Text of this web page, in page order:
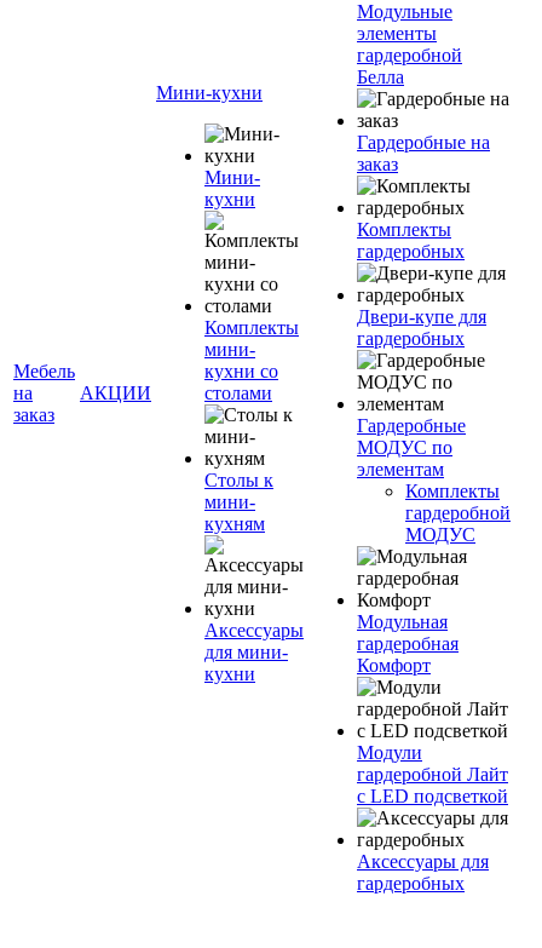
Мебель
на
заказ
АКЦИИ
Мини-кухни
Мини-
кухни
Комплекты
мини-
кухни со
столами
Столы к
мини-
кухням
Аксессуары
для мини-
кухни
Модульные
элементы
гардеробной
Белла
Гардеробные на
заказ
Комплекты
гардеробных
Двери-купе для
гардеробных
Гардеробные
МОДУС по
элементам
Комплекты
гардеробной
МОДУС
Модульная
гардеробная
Комфорт
Модули
гардеробной Лайт
с LED подсветкой
Аксессуары для
гардеробных